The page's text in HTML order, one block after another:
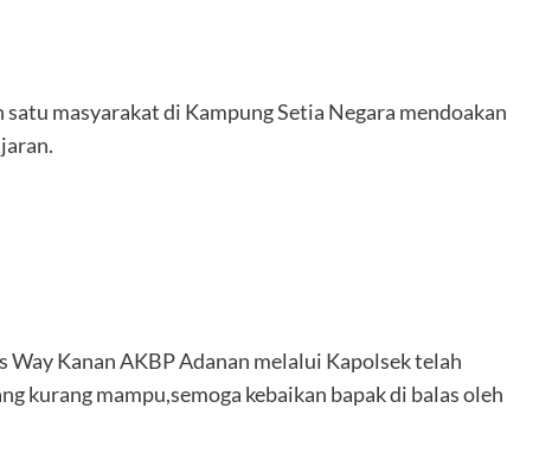
masyarakat di Kampung Setia Negara mendoakan
Kanan AKBP Adanan melalui Kapolsek telah
kurang mampu,semoga kebaikan bapak di balas oleh